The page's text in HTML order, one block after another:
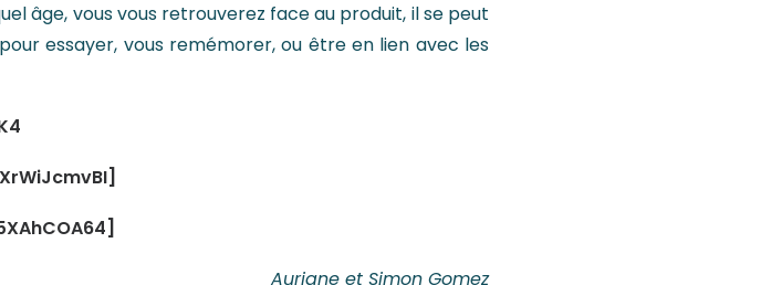
âge, vous vous retrouverez face au produit, il se peut
essayer, vous remémorer, ou être en lien avec les
Auriane et Simon Gomez